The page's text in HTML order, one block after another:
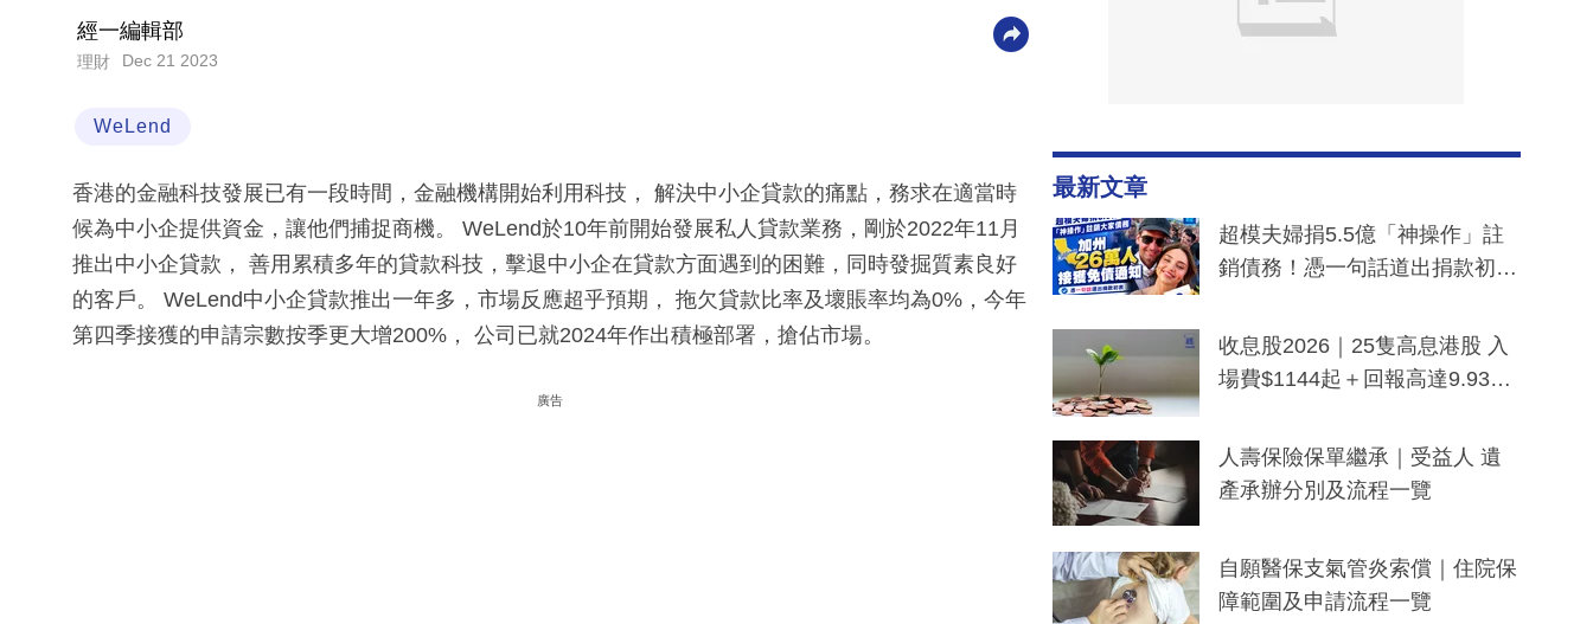
經一編輯部
理財 Dec 21 2023
WeLend
香港的金融科技發展已有一段時間，金融機構開始利用科技， 解決中小企貸款的痛點，務求在適當時
候為中小企提供資金，讓他們捕捉商機。 WeLend於10年前開始發展私人貸款業務，剛於2022年11月
推出中小企貸款， 善用累積多年的貸款科技，擊退中小企在貸款方面遇到的困難，同時發掘質素良好
的客戶。 WeLend中小企貸款推出一年多，市場反應超乎預期， 拖欠貸款比率及壞賬率均為0%，今年
第四季接獲的申請宗數按季更大增200%， 公司已就2024年作出積極部署，搶佔市場。
廣告
最新文章
超模夫婦捐5.5億「神操作」註
銷債務！憑一句話道出捐款初
一度被誤當詐騙手段
收息股2026｜25隻高息港股 入
場費$1144起＋回報高達9.93
人壽保險保單繼承｜受益人 遺
產承辦分別及流程一覽
自願醫保支氣管炎索償｜住院保
障範圍及申請流程一覽